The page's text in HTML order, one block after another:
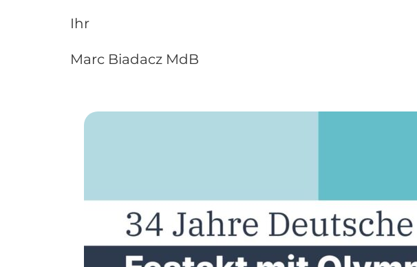
Ihr
Marc Biadacz MdB